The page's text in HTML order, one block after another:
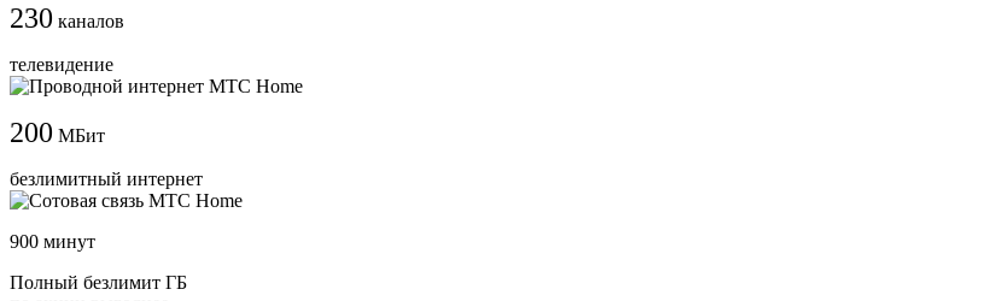
230 каналов
телевидение
200 МБит
безлимитный интернет
900 минут
Полный безлимит ГБ